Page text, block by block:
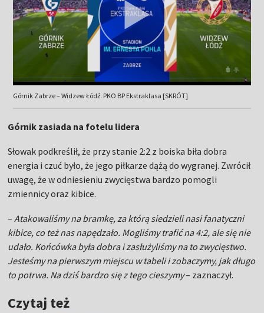
Górnik Zabrze – Widzew Łódź. PKO BP Ekstraklasa [SKRÓT]
Górnik zasiada na fotelu lidera
Słowak podkreślił, że przy stanie 2:2 z boiska biła dobra
energia i czuć było, że jego piłkarze dążą do wygranej. Zwrócił
uwagę, że w odniesieniu zwycięstwa bardzo pomogli
zmiennicy oraz kibice.
–Atakowaliśmy na bramkę, za którą siedzieli nasi fanatyczni
kibice, co też nas napędzało. Mogliśmy trafić na 4:2, ale się nie
udało. Końcówka była dobra i zasłużyliśmy na to zwycięstwo.
Jesteśmy na pierwszym miejscu w tabeli i zobaczymy, jak długo
to potrwa. Na dziś bardzo się z tego cieszymy– zaznaczył.
Czytaj też